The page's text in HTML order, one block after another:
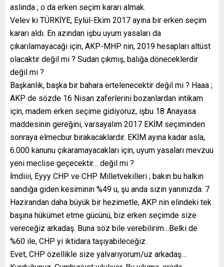
aslında ; o da erken seçim kararı almak.
Velev ki TÜRKİYE, Eylül-Ekim 2017 ayına bir erken seçim
kararı aldı. En azından işbu uyum yasaları da
çıkarılamayacağı için, AKP-MHP nin, 2019 hesapları altüst
olacaktır değil mi ? Sudan çıkmış, balığa döneceklerdir
değil mi ?
Başkanlık, başka bir bahara ertelenecektir değil mi ? Haaa ;
AKP de sözde 16 Nisan zaferlerini bozanlardan intikam
için, madem erken seçime gidiyoruz, işbu 18 Anayasa
maddesinin gereğini, varsayalım 2017 EKİM seçiminden
sonraya elmecbur bırakacaklardır. EKİM ayına kadar asla,
6.000 kanunu çıkaramayacakları için, uyum yasaları mevzuu
yeni meclise geçecektir… değil mi ?
İmdiiii, Eyyy CHP ve CHP Milletvekilleri ; bakın bu halkın
sandığa giden kesiminin %49 u, şu anda sizin yanınızda. 7
Hazirandan daha büyük bir hezimetle, AKP nin elindeki tek
başına hükümet etme gücünü, biz erken seçimde size
vereceğiz arkadaş. Buna söz bile verebilirim…Belki de
%60 ile, CHP yi iktidara taşıyabileceğiz.
Evet, CHP özellikle size yalvarıyorum/uz arkadaş…